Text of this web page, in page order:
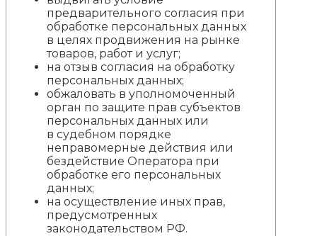
предварительного согласия при
обработке персональных данных
в целях продвижения на рынке
товаров, работ и услуг;
на отзыв согласия на обработку
персональных данных;
обжаловать в уполномоченный
орган по защите прав субъектов
персональных данных или
в судебном порядке
неправомерные действия или
бездействие Оператора при
обработке его персональных
данных;
на осуществление иных прав,
предусмотренных
законодательством РФ.